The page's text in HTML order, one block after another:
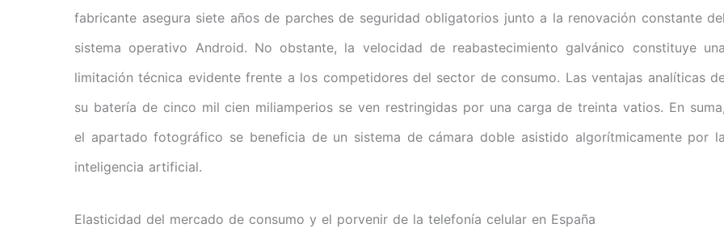
fabricante asegura siete años de parches de seguridad obligatorios junto a la renovación constante del
sistema operativo Android. No obstante, la velocidad de reabastecimiento galvánico constituye una
limitación técnica evidente frente a los competidores del sector de consumo. Las ventajas analíticas
su batería de cinco mil cien miliamperios se ven restringidas por una carga de treinta vatios. En suma,
el apartado fotográfico se beneficia de un sistema de cámara doble asistido algorítmicamente por la
inteligencia artificial.
Elasticidad del mercado de consumo y el porvenir de la telefonía celular en España